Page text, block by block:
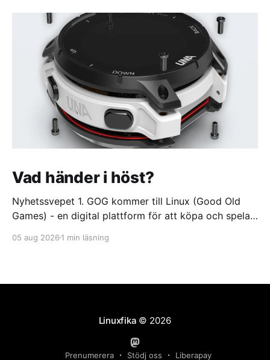
Vad händer i höst?
Nyhetssvepet 1. GOG kommer till Linux (Good Old
Games) - en digital plattform för att köpa och spela
coming-to-linux/ 2. DuckDuckGo börjar sälja dumma
borjar-salja-dumma-glasogon/
05 aug 2026 1 min läsning
Linuxfika © 2026
Prenumerera Stödj oss Liberapay